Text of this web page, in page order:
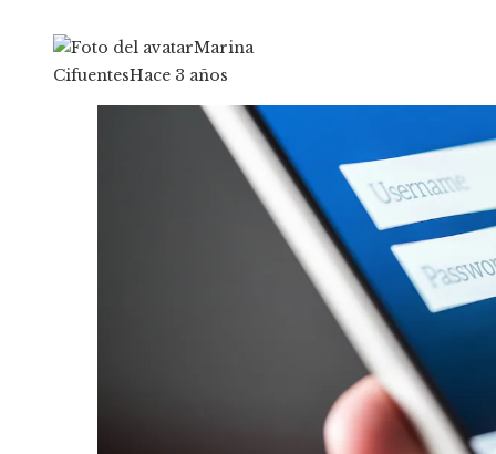
Marina
CifuentesHace 3 años